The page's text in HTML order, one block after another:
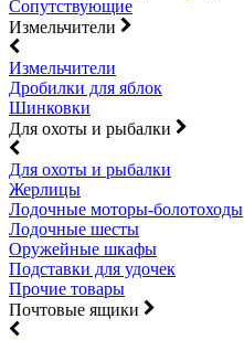
Сопутствующие
Измельчители
Измельчители
Дробилки для яблок
Шинковки
Для охоты и рыбалки
Для охоты и рыбалки
Жерлицы
Лодочные моторы-болотоходы
Лодочные шесты
Оружейные шкафы
Подставки для удочек
Прочие товары
Почтовые ящики